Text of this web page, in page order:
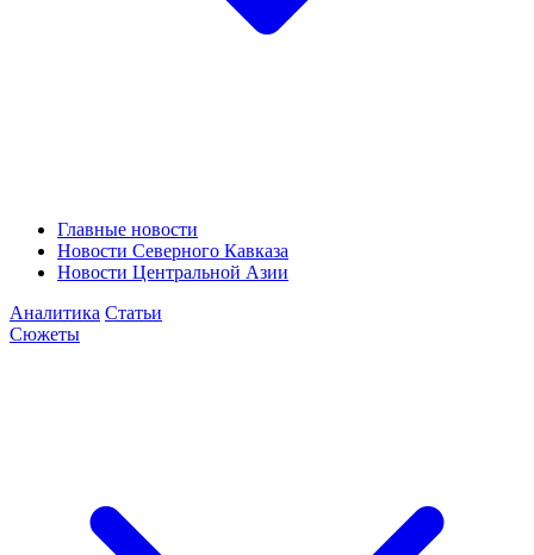
Главные новости
Новости Северного Кавказа
Новости Центральной Азии
Аналитика Статьи
Сюжеты